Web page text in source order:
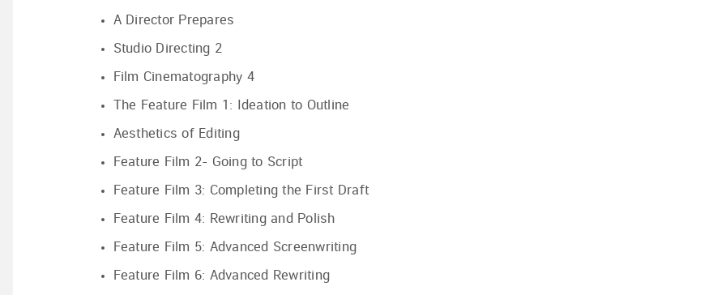
A Director Prepares
Studio Directing 2
Film Cinematography 4
The Feature Film 1: Ideation to Outline
Aesthetics of Editing
Feature Film 2- Going to Script
Feature Film 3: Completing the First Draft
Feature Film 4: Rewriting and Polish
Feature Film 5: Advanced Screenwriting
Feature Film 6: Advanced Rewriting